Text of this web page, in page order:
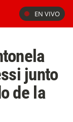
EN VIVO
junto
de la